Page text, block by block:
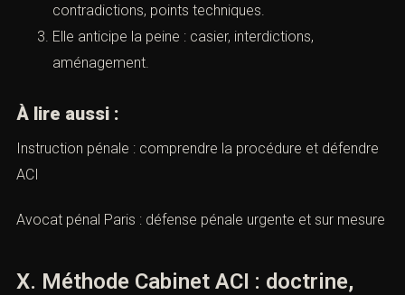
contradictions, points techniques.
Elle anticipe la peine : casier, interdictions,
aménagement.
À lire aussi :
Instruction pénale : comprendre la procédure et défendre
ACI
Avocat pénal Paris : défense pénale urgente et sur mesure
X. Méthode Cabinet ACI : doctrine,